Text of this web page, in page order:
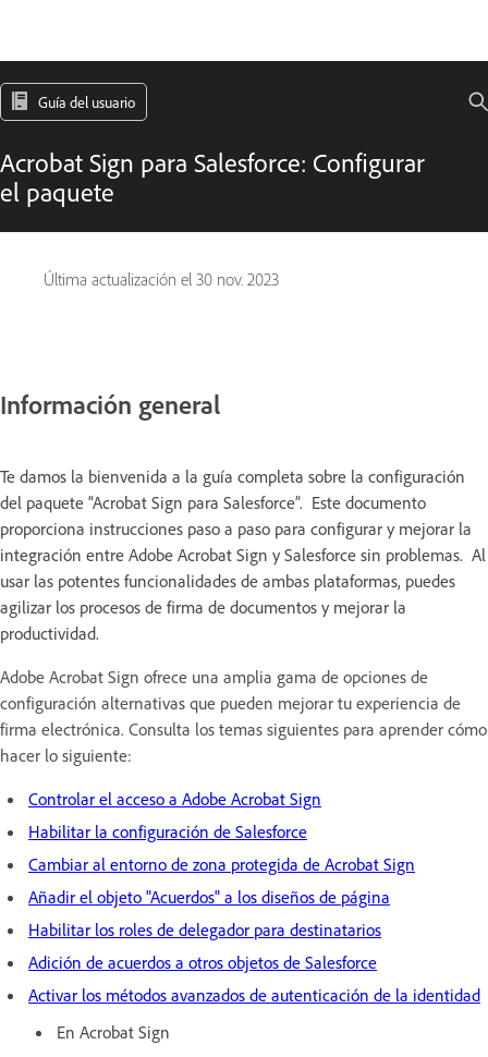
Guía del usuario
Acrobat Sign para Salesforce: Configurar
el paquete
Última actualización el 30 nov. 2023
Información general
Te damos la bienvenida a la guía completa sobre la configuración
del paquete “Acrobat Sign para Salesforce”. Este documento
proporciona instrucciones paso a paso para configurar y mejorar la
integración entre Adobe Acrobat Sign y Salesforce sin problemas. Al
usar las potentes funcionalidades de ambas plataformas, puedes
agilizar los procesos de firma de documentos y mejorar la
productividad.
Adobe Acrobat Sign ofrece una amplia gama de opciones de
configuración alternativas que pueden mejorar tu experiencia de
firma electrónica. Consulta los temas siguientes para aprender cómo
hacer lo siguiente:
Controlar el acceso a Adobe Acrobat Sign
Habilitar la configuración de Salesforce
Cambiar al entorno de zona protegida de Acrobat Sign
Añadir el objeto "Acuerdos" a los diseños de página
Habilitar los roles de delegador para destinatarios
Adición de acuerdos a otros objetos de Salesforce
Activar los métodos avanzados de autenticación de la identidad
En Acrobat Sign